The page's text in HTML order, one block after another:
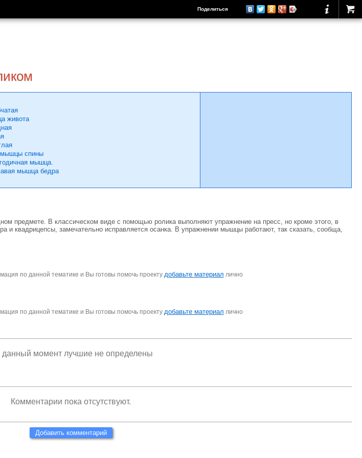
Поделиться
живота
спины
мышца.
мышца бедра
предмете. В классическом виде с помощью ролика выполняют упражнение на пресс, но кроме этого, в
и квадрицепсы, замечательно исправляется осанка. В упражнении мышцы работают, так сказать, сообща,
по данной тематике и Вы готовы помочь проекту добавьте материал лично
по данной тематике и Вы готовы помочь проекту добавьте материал лично
данный момент лучшие не определены
Комментарии пока отсутствуют.
Добавить комментарий